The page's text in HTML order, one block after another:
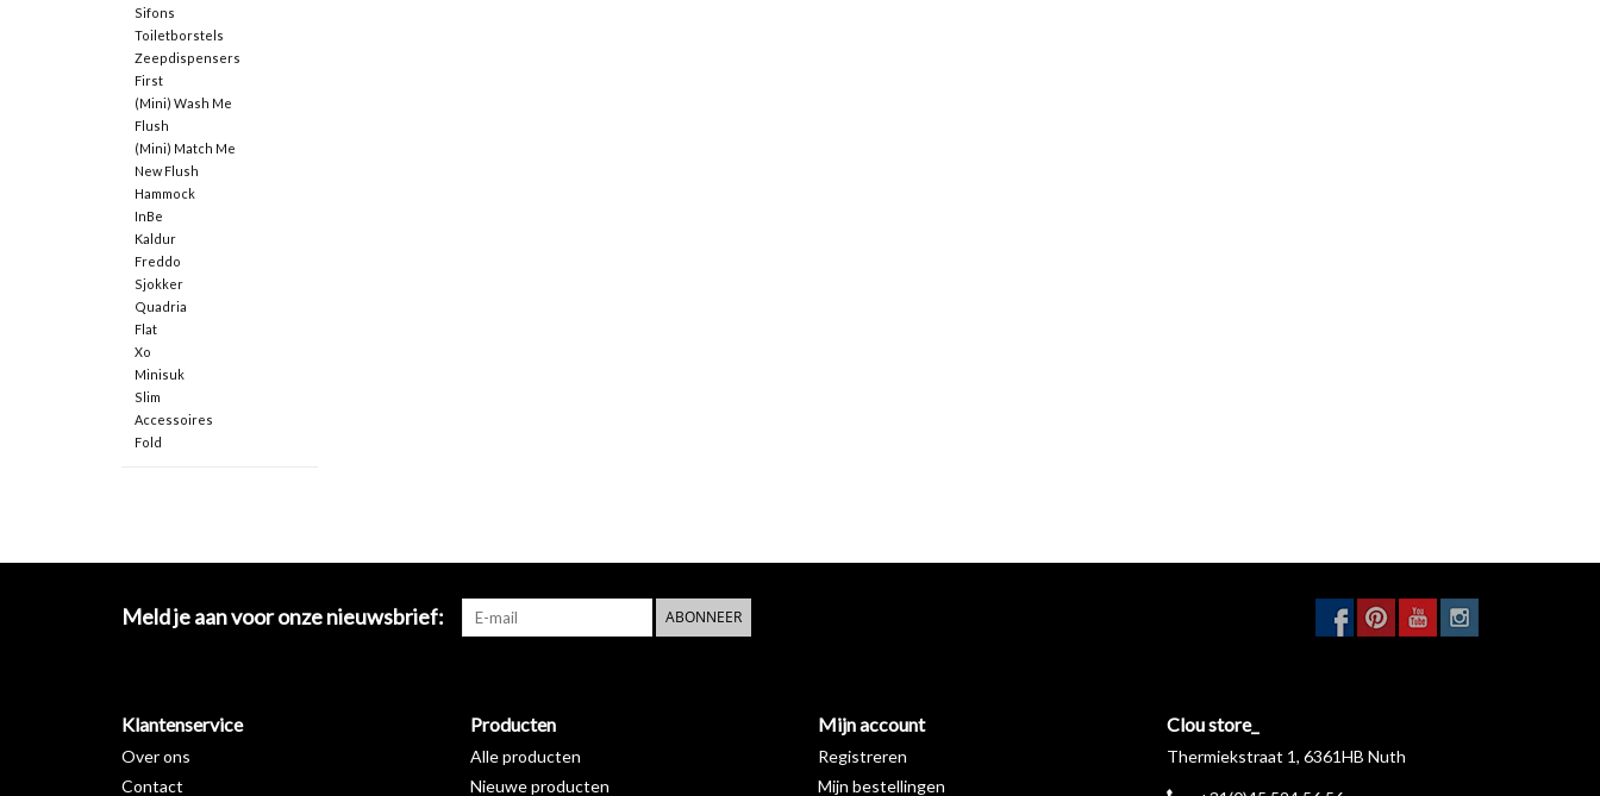
Sifons
Toiletborstels
Zeepdispensers
First
(Mini) Wash Me
Flush
(Mini) Match Me
New Flush
Hammock
InBe
Kaldur
Freddo
Sjokker
Quadria
Flat
Xo
Minisuk
Slim
Accessoires
Fold
Meld je aan voor onze nieuwsbrief: ABONNEER
Klantenservice
Over ons
Contact
Producten
Alle producten
Nieuwe producten
Mijn account
Registreren
Mijn bestellingen
Clou store_
Thermiekstraat 1, 6361HB Nuth